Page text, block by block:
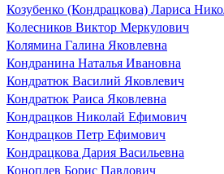
Козубенко (Кондрацкова) Лариса
Колесников Виктор Меркулович
Колямина Галина Яковлевна
Кондранина Наталья Ивановна
Кондратюк Василий Яковлевич
Кондратюк Раиса Яковлевна
Кондрацков Николай Ефимович
Кондрацков Петр Ефимович
Кондрацкова Дария Васильевна
Коноплев Борис Павлович